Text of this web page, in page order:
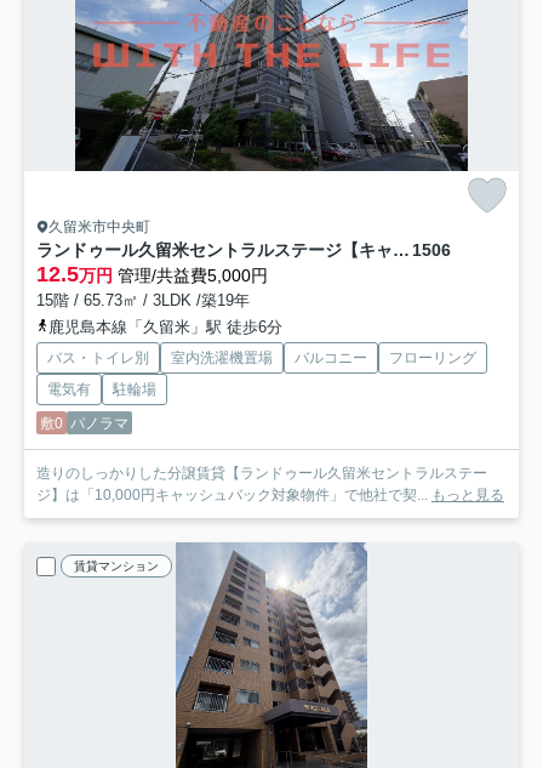
久留米市中央町
ランドゥール久留米セントラルステージ【キャッシュバック対象物件】 1506
12.5万円 管理/共益費5,000円
15階 / 65.73㎡ / 3LDK /築19年
鹿児島本線「久留米」駅 徒歩6分
バス・トイレ別 室内洗濯機置場 バルコニー
フローリング
電気有
駐輪場
敷0 パノラマ
造りのしっかりした分譲賃貸【ランドゥール久留米セントラルステー
ジ】は「10,000円キャッシュバック対象物件」で他社で契... もっと見る
賃貸マンション